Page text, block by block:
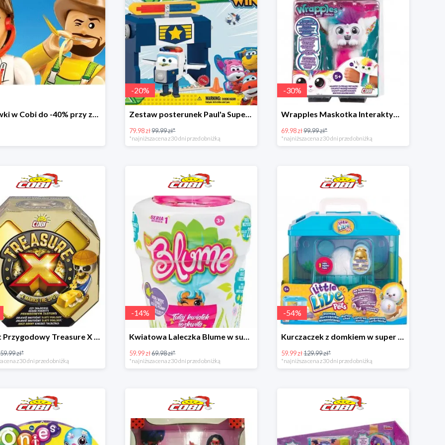
Zabawki w Cobi do -40% przy zakupie drugiego produktu
-20%
Zestaw posterunek Paul'a Super Wings w super cenie
79.98 zł99.99 zł*
*najniższa cena z 30 dni przed obniżką
-30%
Wrapples Maskotka Interaktywna w super cenie
69.98 zł99.99 zł*
*najniższa cena z 30 dni przed obniżką
Pakiet Przygodowy Treasure X w super cenie
59.99 zł*
cena z 30 dni przed obniżką
-14%
Kwiatowa Laleczka Blume w super cenie
59.99 zł69.98 zł*
*najniższa cena z 30 dni przed obniżką
-54%
Kurczaczek z domkiem w super cenie
59.99 zł129.99 zł*
*najniższa cena z 30 dni przed obniżką